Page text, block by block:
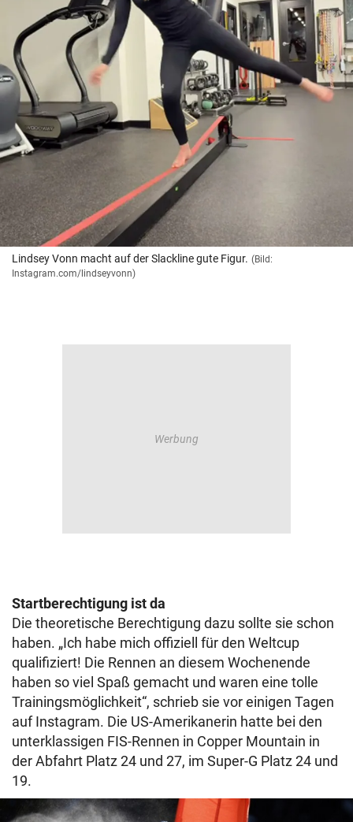
Lindsey Vonn macht auf der Slackline gute Figur. (Bild:
Instagram.com/lindseyvonn)
Startberechtigung ist da
Die theoretische Berechtigung dazu sollte sie schon
haben. „Ich habe mich offiziell für den Weltcup
qualifiziert! Die Rennen an diesem Wochenende
haben so viel Spaß gemacht und waren eine tolle
Trainingsmöglichkeit“, schrieb sie vor einigen Tagen
auf Instagram. Die US-Amerikanerin hatte bei den
unterklassigen FIS-Rennen in Copper Mountain in
der Abfahrt Platz 24 und 27, im Super-G Platz 24 und
19.